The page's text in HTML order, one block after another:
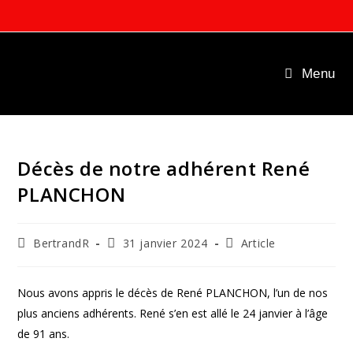
to
Menu
Décès de notre adhérent René
PLANCHON
Auteur/autrice
publication :
BertrandR
Publication
31 janvier 2024
PostArticle
Nous avons appris le décès de René PLANCHON, l’un de nos
plus anciens adhérents. René s’en est allé le 24 janvier à l’âge
de 91 ans.